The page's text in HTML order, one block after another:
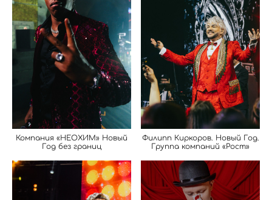
Компания «НЕОХИМ» Новый
Год без границ
Филипп Киркоров. Новый Год.
Группа компаний «Рост»